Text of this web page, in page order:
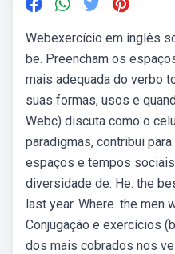
Webexercício em inglês
be. Preencham os
mais adequada do verbo
suas formas, usos e
Webc) discuta como o
paradigmas, contribui
espaços e tempos
diversidade de. He. the
last year. Where. the men
Conjugação e exercícios
dos mais cobrados nos